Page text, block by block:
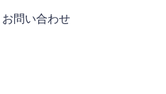
お問い合わせ